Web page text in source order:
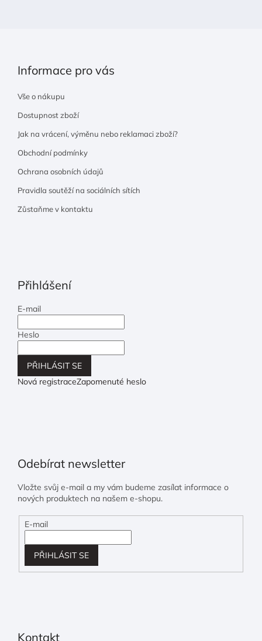
Informace pro vás
Vše o nákupu
Dostupnost zboží
Jak na vrácení, výměnu nebo reklamaci zboží?
Obchodní podmínky
Ochrana osobních údajů
Pravidla soutěží na sociálních sítích
Zůstaňme v kontaktu
Přihlášení
E-mail
Heslo
PŘIHLÁSIT SE
Nová registraceZapomenuté heslo
Odebírat newsletter
Vložte svůj e-mail a my vám budeme zasílat informace o
nových produktech na našem e-shopu.
E-mail
PŘIHLÁSIT SE
Kontakt